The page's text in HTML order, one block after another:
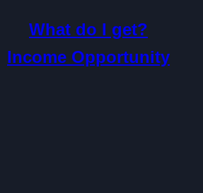
What do I get?
Income Opportunity